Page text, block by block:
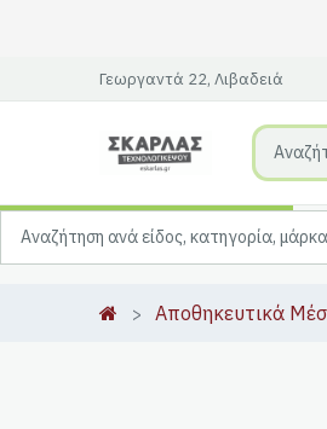
Γεωργαντά 22, Λιβαδειά
Αποθηκευτικά